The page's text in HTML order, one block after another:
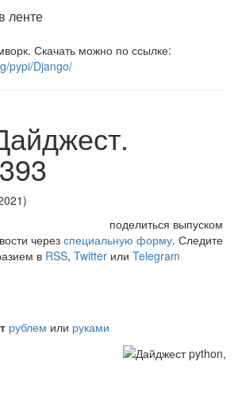
ленте
Скачать можно по ссылке:
pypi/Django/
поделиться выпуском
через специальную форму. Следите
в RSS, Twitter или Telegram
рублем или руками